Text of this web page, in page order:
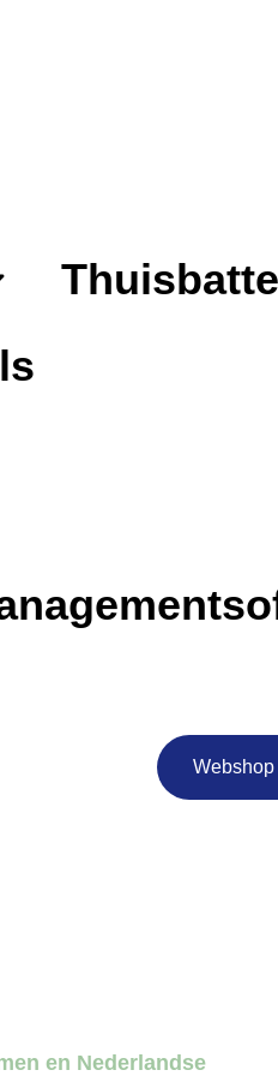
Webshop
en Nederlandse